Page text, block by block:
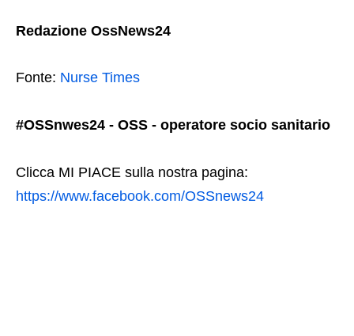
Redazione OssNews24
Fonte: Nurse Times
#OSSnwes24 - OSS - operatore socio sanitario
Clicca MI PIACE sulla nostra pagina:
https://www.facebook.com/OSSnews24